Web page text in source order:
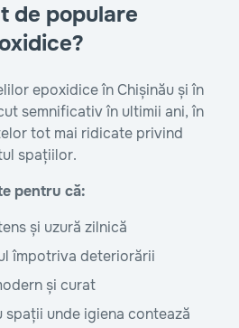
de populare
epoxidice în Chișinău și în
semnificativ în ultimii ani, în
tot mai ridicate privind
spațiilor.
pentru că:
și uzură zilnică
împotriva deteriorării
și curat
spații unde igiena contează